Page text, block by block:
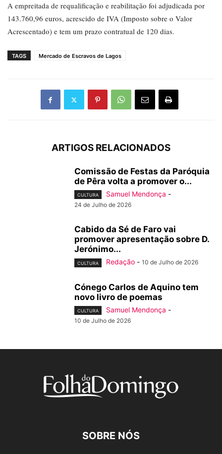
A empreitada de requalificação e reabilitação foi adjudicada por
143.760,96 euros, acrescido de IVA (Imposto sobre o Valor
Acrescentado) e tem um prazo contratual de 120 dias.
TAGS Mercado de Escravos de Lagos
ARTIGOS RELACIONADOS
Comissão de Festas da Paróquia
de Pêra volta a promover o...
CULTURA Samuel Mendonça -
24 de Julho de 2026
Cabido da Sé de Faro vai
promover apresentação sobre D.
Jerónimo...
CULTURA Redação - 10 de Julho de 2026
Cónego Carlos de Aquino tem
novo livro de poemas
CULTURA Samuel Mendonça -
10 de Julho de 2026
SOBRE NÓS